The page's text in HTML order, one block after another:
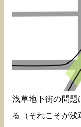
浅草地下街の問題
る（それこそが